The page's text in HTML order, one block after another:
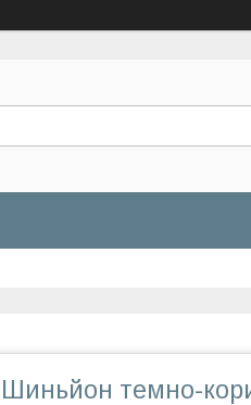
Шиньйон темно-